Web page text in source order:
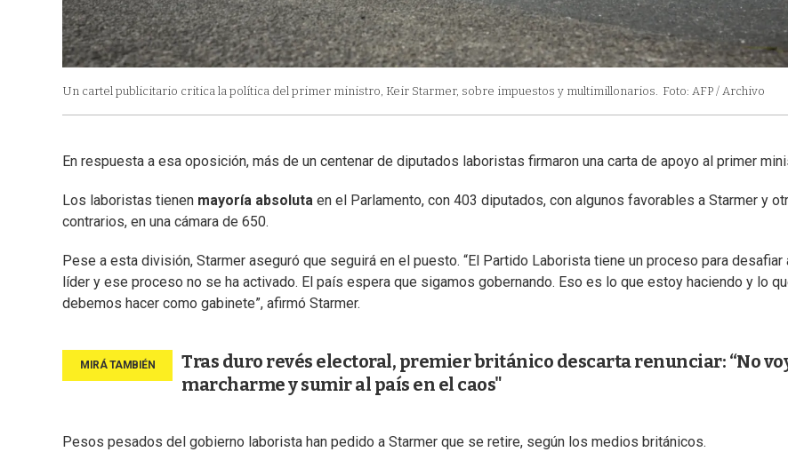
Un cartel publicitario critica la política del primer ministro, Keir Starmer, sobre impuestos y multimillonarios. Foto: AFP / Archivo
En respuesta a esa oposición, más de un centenar de diputados laboristas firmaron una carta de apoyo al primer
Los laboristas tienen mayoría absoluta en el Parlamento, con 403 diputados, con algunos favorables a Starmer y
contrarios, en una cámara de 650.
Pese a esta división, Starmer aseguró que seguirá en el puesto. “El Partido Laborista tiene un proceso para desafiar
líder y ese proceso no se ha activado. El país espera que sigamos gobernando. Eso es lo que estoy haciendo y lo
debemos hacer como gabinete”, afirmó Starmer.
Tras duro revés electoral, premier británico descarta renunciar: “No
marcharme y sumir al país en el caos"
Pesos pesados del gobierno laborista han pedido a Starmer que se retire, según los medios británicos.